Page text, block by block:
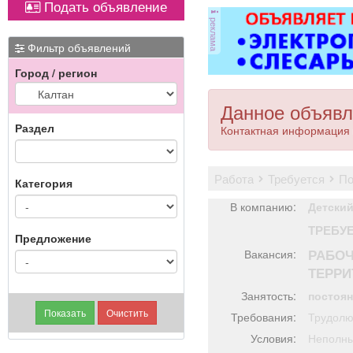
оборудованием,
имеется парковка, торг
уместен.
ТКРФ; социальные
гарантии и уверенность
в завтрашнем дне;
возможность
профессионального и
карьерного роста;
возможность трудиться
рядом с домом.
Подать объявление
Фильтр объявлений
Город / регион
Раздел
Категория
Предложение
реклама
Данное
Контактная информация
работа требуется
В компанию:
Вакансия:
Занятость:
Требования:
Условия: